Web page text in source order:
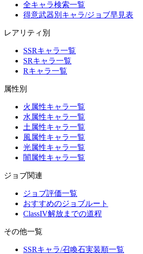
全キャラ検索一覧
得意武器別キャラ/ジョブ早見表
レアリティ別
SSRキャラ一覧
SRキャラ一覧
Rキャラ一覧
属性別
火属性キャラ一覧
水属性キャラ一覧
土属性キャラ一覧
風属性キャラ一覧
光属性キャラ一覧
闇属性キャラ一覧
ジョブ関連
ジョブ評価一覧
おすすめのジョブルート
ClassIV解放までの道程
その他一覧
SSRキャラ/召喚石実装順一覧